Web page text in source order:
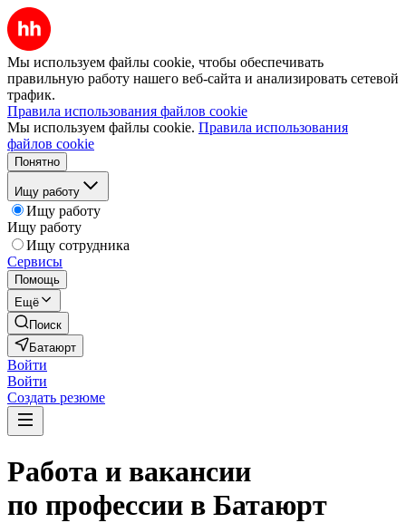
Мы используем файлы cookie, чтобы обеспечивать
правильную работу нашего веб-сайта и анализировать сетевой
трафик.
Правила использования файлов cookie
Мы используем файлы cookie. Правила использования
файлов cookie
Понятно
Ищу работу
Ищу работу
Ищу работу
Ищу сотрудника
Сервисы
Помощь
Ещё
Поиск
Батаюрт
Войти
Войти
Создать резюме
Работа и вакансии
по профессии в Батаюрт